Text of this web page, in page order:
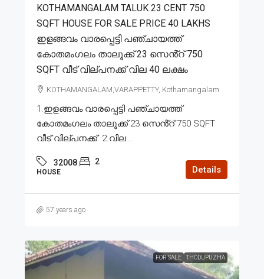
KOTHAMANGALAM TALUK 23 CENT 750
SQFT HOUSE FOR SALE PRICE 40 LAKHS
ഇളങ്ങവം വാരപ്പെട്ടി പഞ്ചായത്ത്
കോതമംഗലം താലൂക്ക് 23 സെൻ്റ് 750
SQFT വീട് വില്പനക്ക് വില 40 ലക്ഷം
KOTHAMANGALAM,VARAPPETTY, Kothamangalam
1.ഇളങ്ങവം വാരപ്പെട്ടി പഞ്ചായത്ത്
കോതമംഗലം താലൂക്ക് 23 സെൻ്റ് 750 SQFT
വീട് വില്പനക്ക്. 2.വില...
32008 2
HOUSE Details
57 years ago
FOR SALE THODUPUZHA